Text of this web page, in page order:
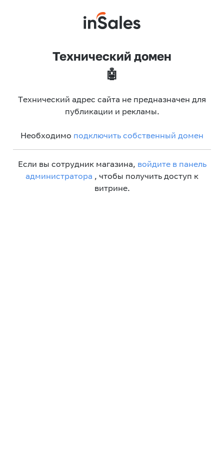
Технический домен
🤖
Технический адрес сайта не предназначен для
публикации и рекламы.
Необходимо подключить собственный домен
Если вы сотрудник магазина, войдите в панель
администратора , чтобы получить доступ к
витрине.